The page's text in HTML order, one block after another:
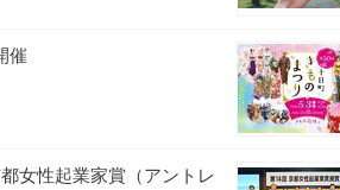
催
女性起業家賞（アントレ